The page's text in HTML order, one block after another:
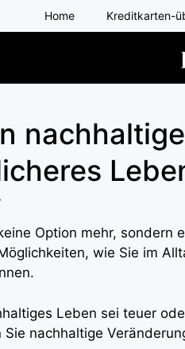
Home Kreditkarten-
Option mehr, sondern
wie Sie im
Leben sei teuer
nachhaltige